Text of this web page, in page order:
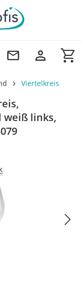
Viertelkreis
weiß links,